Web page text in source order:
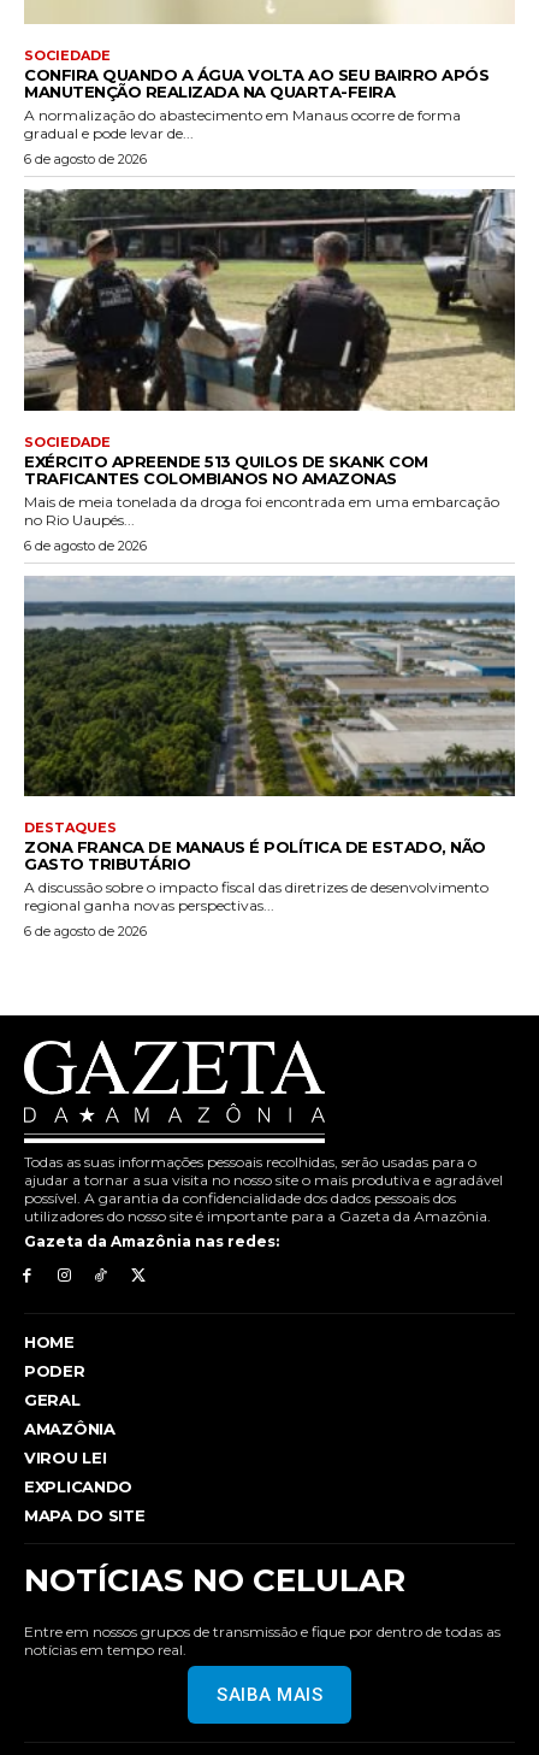
SOCIEDADE
CONFIRA QUANDO A ÁGUA VOLTA AO SEU BAIRRO APÓS
MANUTENÇÃO REALIZADA NA QUARTA-FEIRA
A normalização do abastecimento em Manaus ocorre de forma
gradual e pode levar de...
6 de agosto de 2026
SOCIEDADE
EXÉRCITO APREENDE 513 QUILOS DE SKANK COM
TRAFICANTES COLOMBIANOS NO AMAZONAS
Mais de meia tonelada da droga foi encontrada em uma embarcação
no Rio Uaupés...
6 de agosto de 2026
DESTAQUES
ZONA FRANCA DE MANAUS É POLÍTICA DE ESTADO, NÃO
GASTO TRIBUTÁRIO
A discussão sobre o impacto fiscal das diretrizes de desenvolvimento
regional ganha novas perspectivas...
6 de agosto de 2026
Todas as suas informações pessoais recolhidas, serão usadas para o
ajudar a tornar a sua visita no nosso site o mais produtiva e agradável
possível. A garantia da confidencialidade dos dados pessoais dos
utilizadores do nosso site é importante para a Gazeta da Amazônia.
Gazeta da Amazônia nas redes:
HOME
PODER
GERAL
AMAZÔNIA
VIROU LEI
EXPLICANDO
MAPA DO SITE
NOTÍCIAS NO CELULAR
Entre em nossos grupos de transmissão e fique por dentro de todas as
notícias em tempo real.
SAIBA MAIS